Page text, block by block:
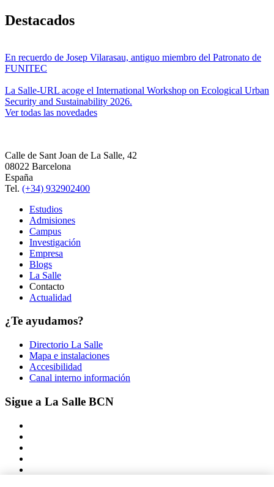
Destacados
En recuerdo de Josep Vilarasau, antiguo miembro del Patronato de
FUNITEC
La Salle-URL acoge el International Workshop on Ecological Urban
Security and Sustainability 2026.
Ver todas las novedades
Calle de Sant Joan de La Salle, 42
08022 Barcelona
España
Tel. (+34) 932902400
Estudios
Admisiones
Campus
Investigación
Empresa
Blogs
La Salle
Contacto
Actualidad
¿Te ayudamos?
Directorio La Salle
Mapa e instalaciones
Accesibilidad
Canal interno información
Sigue a La Salle BCN